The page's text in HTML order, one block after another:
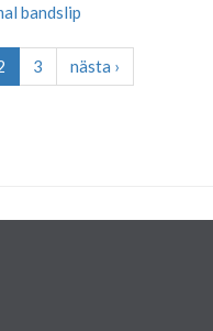
bandslip
3
nästa ›